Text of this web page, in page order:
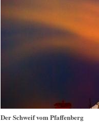
Der Schweif vom Pfaffenberg